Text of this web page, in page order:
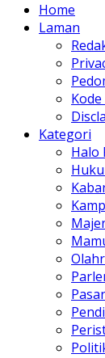
Home
Laman
Kategori
Halo